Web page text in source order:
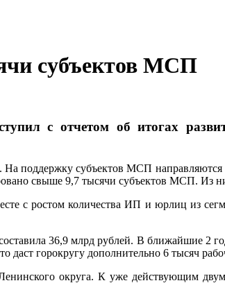
субъектов МСП
с отчетом об итогах
На поддержку субъектов МСП
свыше 9,7 тысячи субъектов МСП. Из
с ростом количества ИП и юрлиц из
36,9 млрд рублей. В ближайшие 2
даст горокругу дополнительно 6 тысяч
округа. К уже действующим двум